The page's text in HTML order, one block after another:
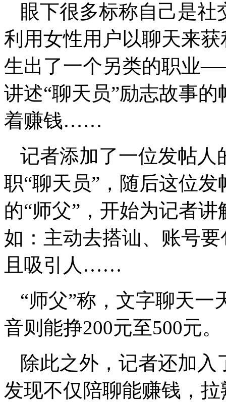
眼下很多标称自己是
利用女性用户以聊天来
生出了一个另类的职业
讲述“聊天员”励志故事
着赚钱……
记者添加了一位发帖人
职“聊天员”，随后这位
的“师父”，开始为记者
如：主动去搭讪、账号
且吸引人……
“师父”称，文字聊天一
音则能挣200元至500元。
除此之外，记者还加入
发现不仅陪聊能赚钱，